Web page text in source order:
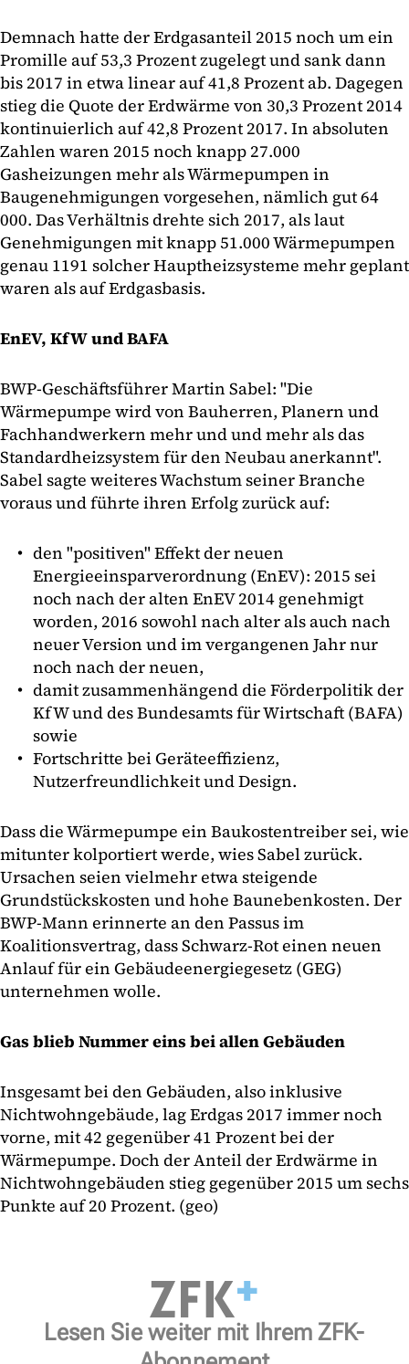
Demnach hatte der Erdgasanteil 2015 noch um ein
Promille auf 53,3 Prozent zugelegt und sank dann
bis 2017 in etwa linear auf 41,8 Prozent ab. Dagegen
stieg die Quote der Erdwärme von 30,3 Prozent 2014
kontinuierlich auf 42,8 Prozent 2017. In absoluten
Zahlen waren 2015 noch knapp 27.000
Gasheizungen mehr als Wärmepumpen in
Baugenehmigungen vorgesehen, nämlich gut 64
000. Das Verhältnis drehte sich 2017, als laut
Genehmigungen mit knapp 51.000 Wärmepumpen
genau 1191 solcher Hauptheizsysteme mehr geplant
waren als auf Erdgasbasis.
EnEV, KfW und BAFA
BWP-Geschäftsführer Martin Sabel: "Die
Wärmepumpe wird von Bauherren, Planern und
Fachhandwerkern mehr und und mehr als das
Standardheizsystem für den Neubau anerkannt".
Sabel sagte weiteres Wachstum seiner Branche
voraus und führte ihren Erfolg zurück auf:
den "positiven" Effekt der neuen
Energieeinsparverordnung (EnEV): 2015 sei
noch nach der alten EnEV 2014 genehmigt
worden, 2016 sowohl nach alter als auch nach
neuer Version und im vergangenen Jahr nur
noch nach der neuen,
damit zusammenhängend die Förderpolitik der
KfW und des Bundesamts für Wirtschaft (BAFA)
sowie
Fortschritte bei Geräteeffizienz,
Nutzerfreundlichkeit und Design.
Dass die Wärmepumpe ein Baukostentreiber sei, wie
mitunter kolportiert werde, wies Sabel zurück.
Ursachen seien vielmehr etwa steigende
Grundstückskosten und hohe Baunebenkosten. Der
BWP-Mann erinnerte an den Passus im
Koalitionsvertrag, dass Schwarz-Rot einen neuen
Anlauf für ein Gebäudeenergiegesetz (GEG)
unternehmen wolle.
Gas blieb Nummer eins bei allen Gebäuden
Insgesamt bei den Gebäuden, also inklusive
Nichtwohngebäude, lag Erdgas 2017 immer noch
vorne, mit 42 gegenüber 41 Prozent bei der
Wärmepumpe. Doch der Anteil der Erdwärme in
Nichtwohngebäuden stieg gegenüber 2015 um sechs
Punkte auf 20 Prozent. (geo)
Lesen Sie weiter mit Ihrem ZFK-